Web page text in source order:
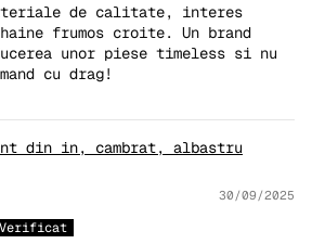
de calitate, interes
frumos croite. Un brand
unor piese timeless si nu
cu drag!
din in, cambrat, albastru
30/09/2025